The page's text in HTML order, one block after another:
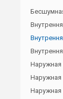
Наружная
Наружная
Наружная